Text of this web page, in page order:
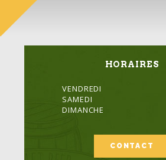
HORAIRES
CONTACT
VENDREDI
SAMEDI
DIMANCHE